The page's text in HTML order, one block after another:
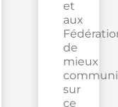
et
aux
de
mieux
sur
ce